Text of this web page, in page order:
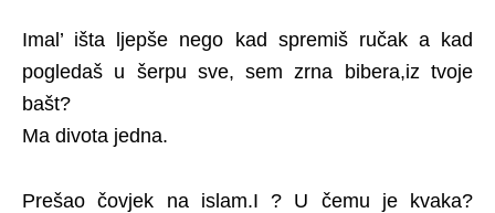
Imal’ išta ljepše nego kad spremiš ručak a kad
pogledaš u šerpu sve, sem zrna bibera,iz tvoje
bašt?
Ma divota jedna.
Prešao čovjek na islam.I ? U čemu je kvaka?